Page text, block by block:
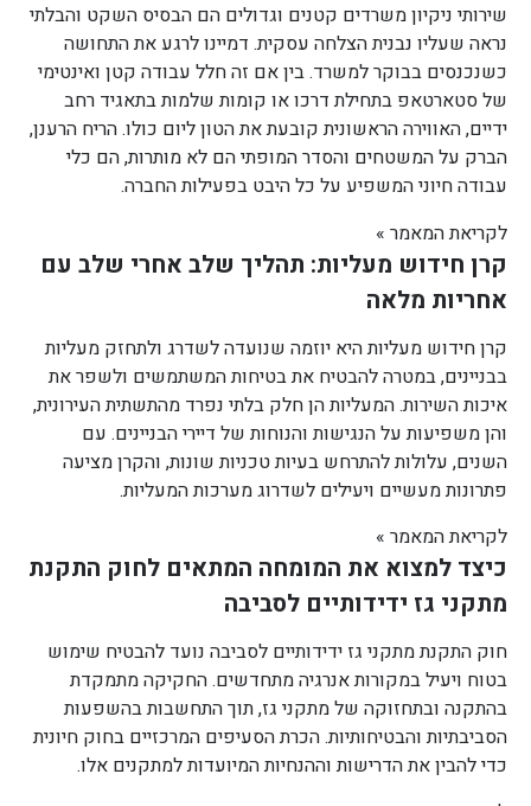
שירותי ניקיון משרדים קטנים וגדולים הם הבסיס השקט והבלתי
נראה שעליו נבנית הצלחה עסקית. דמיינו לרגע את התחושה
כשנכנסים בבוקר למשרד. בין אם זה חלל עבודה קטן ואינטימי
של סטארטאפ בתחילת דרכו או קומות שלמות בתאגיד רחב
ידיים, האווירה הראשונית קובעת את הטון ליום כולו. הריח הרענן,
הברק על המשטחים והסדר המופתי הם לא מותרות, הם כלי
עבודה חיוני המשפיע על כל היבט בפעילות החברה.
לקריאת המאמר »
קרן חידוש מעליות: תהליך שלב אחרי שלב עם
אחריות מלאה
קרן חידוש מעליות היא יוזמה שנועדה לשדרג ולתחזק מעליות
בבניינים, במטרה להבטיח את בטיחות המשתמשים ולשפר את
איכות השירות. המעליות הן חלק בלתי נפרד מהתשתית העירונית,
והן משפיעות על הנגישות והנוחות של דיירי הבניינים. עם
השנים, עלולות להתרחש בעיות טכניות שונות, והקרן מציעה
פתרונות מעשיים ויעילים לשדרוג מערכות המעליות.
לקריאת המאמר »
כיצד למצוא את המומחה המתאים לחוק התקנת
מתקני גז ידידותיים לסביבה
חוק התקנת מתקני גז ידידותיים לסביבה נועד להבטיח שימוש
בטוח ויעיל במקורות אנרגיה מתחדשים. החקיקה מתמקדת
בהתקנה ובתחזוקה של מתקני גז, תוך התחשבות בהשפעות
הסביבתיות והבטיחותיות. הכרת הסעיפים המרכזיים בחוק חיונית
כדי להבין את הדרישות וההנחיות המיועדות למתקנים אלו.